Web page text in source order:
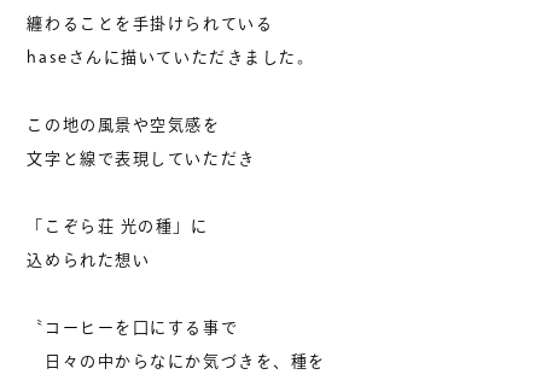
纏わることを手掛けられている
haseさんに描いていただきました。
この地の風景や空気感を
文字と線で表現していただき
「こぞら荘 光の種」に
込められた想い
〝コーヒーを口にする事で
日々の中からなにか気づきを、種を